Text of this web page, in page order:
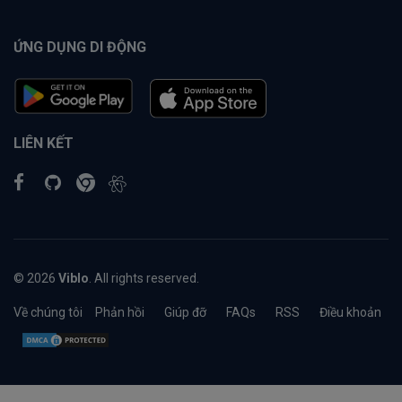
ỨNG DỤNG DI ĐỘNG
LIÊN KẾT
© 2026 Viblo . All rights reserved.
Về chúng tôi Phản hồi Giúp đỡ FAQs RSS Điều khoản